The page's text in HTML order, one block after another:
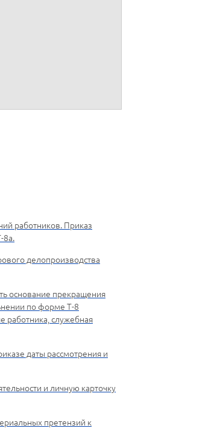
работников. Приказ
8a.
делопроизводства
основание прекращения
по форме Т-8
работника, служебная
даты рассмотрения и
и личную карточку
претензий к